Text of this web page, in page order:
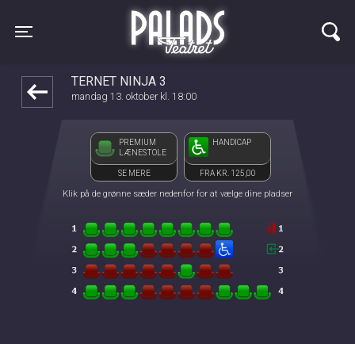
Toggle navigation
Palads Teatret
TERNET NINJA 3
mandag 13. oktober kl. 18:00
PREMIUM
LÆNESTOLE
SE MERE
HANDICAP
FRA KR. 125,00
Klik på de grønne sæder nedenfor for at vælge dine pladser
front05-temp 030741